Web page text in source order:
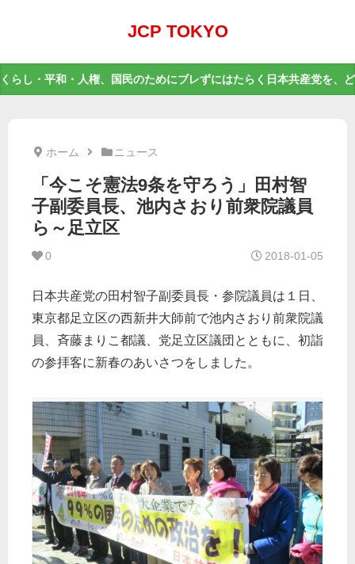
JCP TOKYO
くらし・平和・人権、国民のためにブレずにはたらく日本共産党を、
ホーム ニュース
「今こそ憲法9条を守ろう」田村智
子副委員長、池内さおり前衆院議員
ら～足立区
0 2018-01-05
日本共産党の田村智子副委員長・参院議員は１日、
東京都足立区の西新井大師前で池内さおり前衆院議
員、斉藤まりこ都議、党足立区議団とともに、初詣
の参拝客に新春のあいさつをしました。